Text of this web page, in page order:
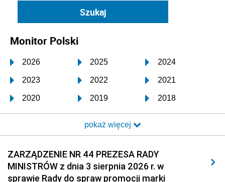
Monitor Polski
2026 2025 2024
2023 2022 2021
2020 2019 2018
2017 2016 2015
2014 2013 2012
2011 2010 2009
2008 2007 2006
pokaż więcej
ZARZĄDZENIE NR 44 PREZESA RADY
MINISTRÓW z dnia 3 sierpnia 2026 r. w
sprawie Rady do spraw promocji marki